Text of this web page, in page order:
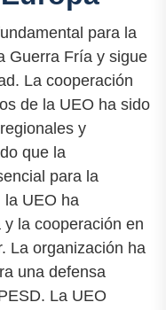
para la
Guerra Fría y sigue
La cooperación
de la UEO ha sido
y
que la
para la
la UEO ha
la cooperación en
La organización ha
una defensa
La UEO